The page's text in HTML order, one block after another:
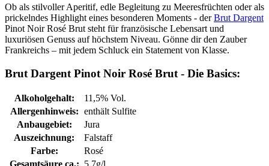
Ob als stilvoller Aperitif, edle Begleitung zu Meeresfrüchten oder als
prickelndes Highlight eines besonderen Moments - derBrut Dargent
Pinot Noir Rosé Brut steht für französische Lebensart und
luxuriösen Genuss auf höchstem Niveau. Gönne dir den Zauber
Frankreichs – mit jedem Schluck ein Statement von Klasse.
Brut Dargent Pinot Noir Rosé Brut - Die Basics:
Alkoholgehalt:
11,5% Vol.
Allergenhinweis: enthält Sulfite
Anbaugebiet:
Jura
Auszeichnung:
Falstaff
Farbe:
Rosé